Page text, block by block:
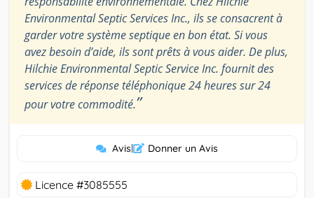
Environmental Septic Services Inc., ils se consacrent à
garder votre système septique en bon état. Si vous
avez besoin d’aide, ils sont prêts à vous aider. De plus,
Hilchie Environmental Septic Service Inc. fournit des
services de réponse téléphonique 24 heures sur 24
pour votre commodité.”
Avis| Donner un Avis
Licence #3085555